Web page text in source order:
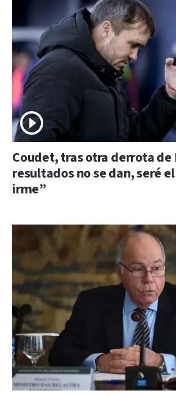
Coudet, tras otra derrota de
resultados no se dan, seré
irme”